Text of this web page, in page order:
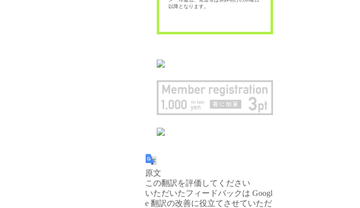
以降となります。
原文
この翻訳を評価してください
いただいたフィードバックは Googl
e 翻訳の改善に役立てさせていただ